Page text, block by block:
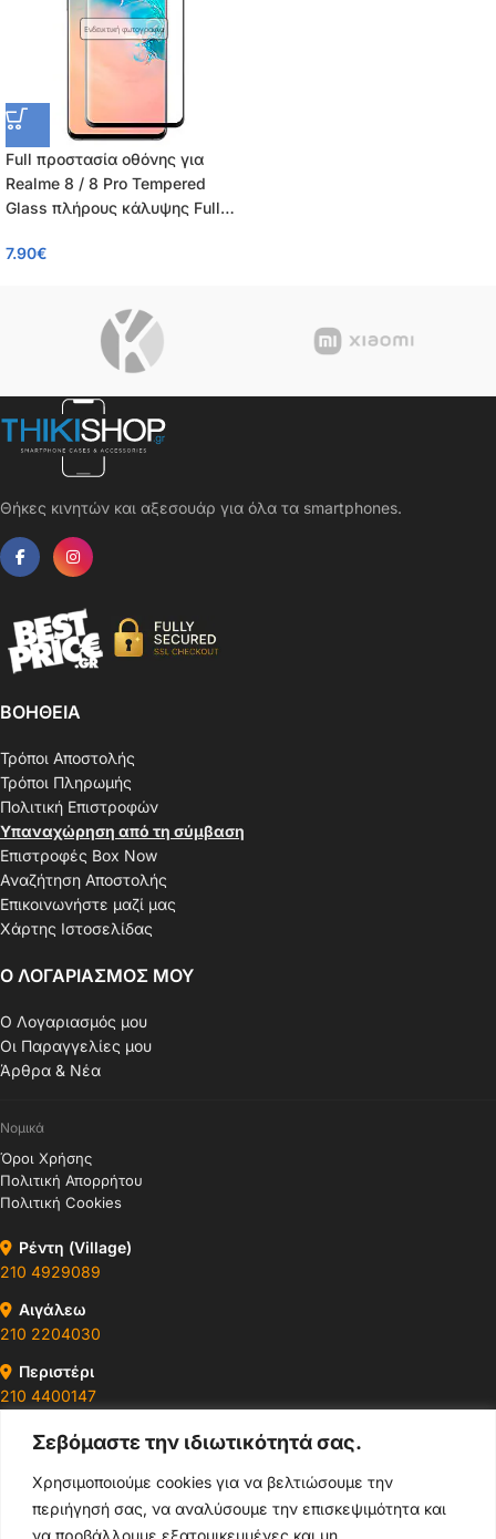
Σεβόμαστε την ιδιωτικότητά σας.
Χρησιμοποιούμε cookies για να βελτιώσουμε την
περιήγησή σας, να αναλύσουμε την επισκεψιμότητα και
να προβάλλουμε εξατομικευμένες και μη
Ενδεικτική φωτογραφία
Full προστασία οθόνης για
Realme 8 / 8 Pro Tempered
Glass πλήρους κάλυψης Full
7.90€
Θήκες κινητών και αξεσουάρ για όλα τα smartphones.
ΒΟΗΘΕΙΑ
Τρόποι Αποστολής
Τρόποι Πληρωμής
Πολιτική Επιστροφών
Υπαναχώρηση από τη σύμβαση
Επιστροφές Box Now
Αναζήτηση Αποστολής
Επικοινωνήστε μαζί μας
Χάρτης Ιστοσελίδας
Ο ΛΟΓΑΡΙΑΣΜΟΣ ΜΟΥ
Ο Λογαριασμός μου
Οι Παραγγελίες μου
Άρθρα & Νέα
Νομικά
Όροι Χρήσης
Πολιτική Απορρήτου
Πολιτική Cookies
Ρέντη (Village)
210 4929089
Αιγάλεω
210 2204030
Περιστέρι
210 4400147
Ωράρια & Διευθύνσεις →
210 4929089